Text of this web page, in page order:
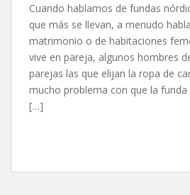
Cuando hablamos de fundas
que más se llevan, a menudo
matrimonio o de habitaciones
vive en pareja, algunos hombres
parejas las que elijan la ropa de
mucho problema con que la
[…]